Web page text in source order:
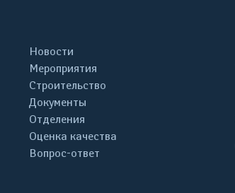
Новости
Мероприятия
Строительство
Документы
Отделения
Оценка качества
Вопрос-ответ